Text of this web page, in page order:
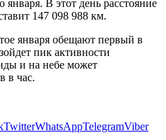
января. В этот день расстояние
147 098 988 км.
января обещают первый в
пик активности
и на небе может
в час.
TwitterWhatsAppTelegramViber